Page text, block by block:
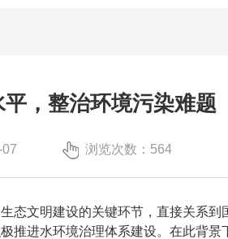
，整治环境污染难题
浏览次数：564
态文明建设的关键环节，直接关系
推进水环境治理体系建设。在此背